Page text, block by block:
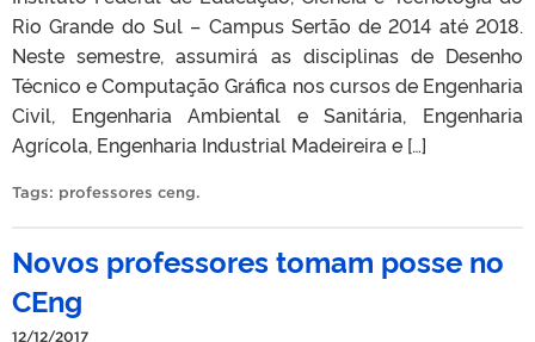
Rio Grande do Sul – Campus Sertão de 2014 até 2018.
Neste semestre, assumirá as disciplinas de Desenho
Técnico e Computação Gráfica nos cursos de Engenharia
Civil, Engenharia Ambiental e Sanitária, Engenharia
Agrícola, Engenharia Industrial Madeireira e […]
Tags: professores ceng.
Novos professores tomam posse no
CEng
12/12/2017